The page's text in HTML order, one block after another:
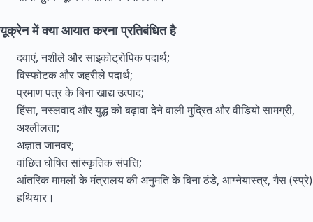
यूक्रेन में क्या आयात करना प्रतिबंधित है
दवाएं, नशीले और साइकोट्रोपिक पदार्थ;
विस्फोटक और जहरीले पदार्थ;
प्रमाण पत्र के बिना खाद्य उत्पाद;
हिंसा, नस्लवाद और युद्ध को बढ़ावा देने वाली मुद्रित और वीडियो सामग्री,
अश्लीलता;
अज्ञात जानवर;
वांछित घोषित सांस्कृतिक संपत्ति;
आंतरिक मामलों के मंत्रालय की अनुमति के बिना ठंडे, आग्नेयास्त्र, गैस (स्प्रे)
हथियार।